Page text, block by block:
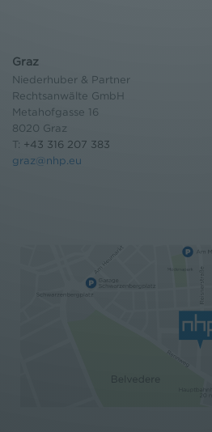
Graz
Niederhuber & Partner
Rechtsanwälte GmbH
Metahofgasse 16
8020 Graz
T: +43 316 207 383
graz@nhp.eu